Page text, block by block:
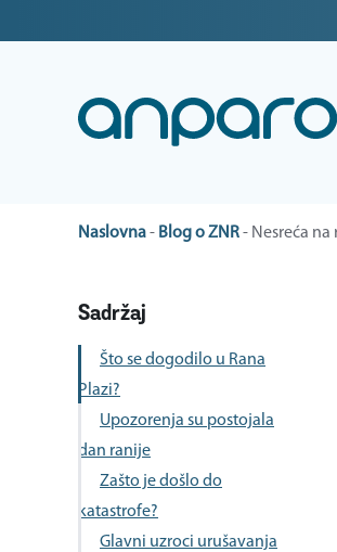
Naslovna- Blog o ZNR- Nesreća
Sadržaj
Što se dogodilo u Rana
Plazi?
Upozorenja su postojala
dan ranije
Zašto je došlo do
katastrofe?
Glavni uzroci urušavanja